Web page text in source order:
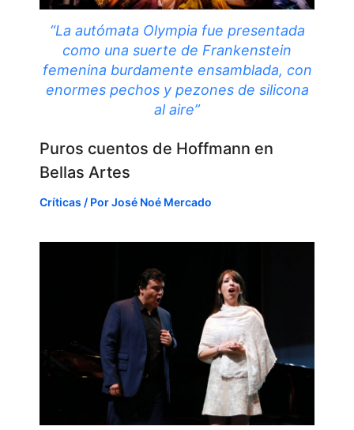
“La autómata Olympia fue presentada
como una suerte de Frankenstein
femenina burdamente ensamblada, con
enormes pechos y pezones de silicona
al aire”
Puros cuentos de Hoffmann en
Bellas Artes
Críticas / PorJosé Noé Mercado